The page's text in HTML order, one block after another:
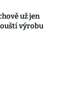
už jen
výrobu